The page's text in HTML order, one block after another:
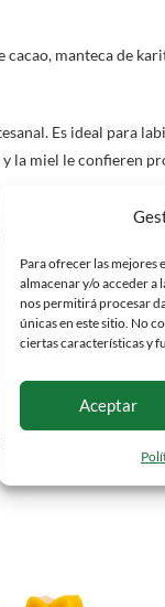
Para ofrecer las mejores
almacenar y/o acceder a
nos permitirá procesar
únicas en este sitio. No
ciertas características y
Aceptar
manteca de
Es ideal para
la miel le confieren
cicatrizantes y
ml.